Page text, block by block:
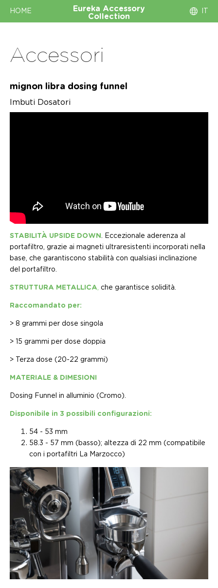
HOME Eureka Accessory
Collection
Accessori
mignon libra dosing funnel
Imbuti Dosatori
STABILITÀ UPSIDE DOWN. Eccezionale aderenza al
portafiltro, grazie ai magneti ultraresistenti incorporati nella
base, che garantiscono stabilità con qualsiasi inclinazione
del portafiltro.
STRUTTURA METALLICA, che garantisce solidità.
Raccomandato per:
> 8 grammi per dose singola
> 15 grammi per dose doppia
> Terza dose (20-22 grammi)
MATERIALE & DIMESIONI
Dosing Funnel in alluminio (Cromo).
Disponibile in 3 possibili configurazioni:
54 - 53 mm
58.3 - 57 mm (basso); altezza di 22 mm (compatibile
con i portafiltri La Marzocco)